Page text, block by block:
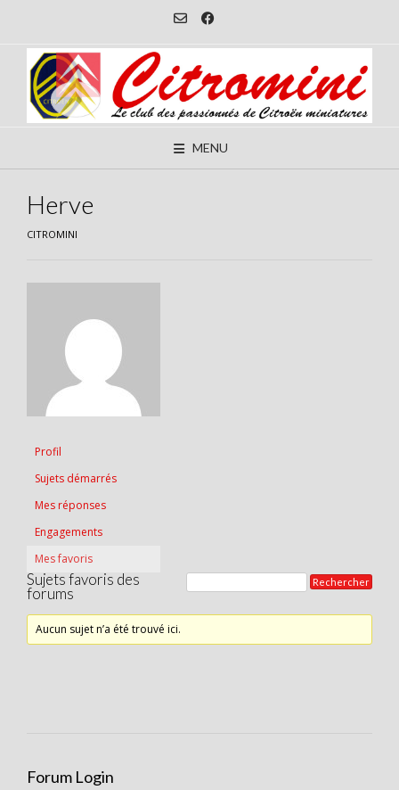
content
MENU
Herve
CITROMINI
Profil
Sujets démarrés
Mes réponses
Engagements
Mes favoris
Sujets favoris des
forums
Aucun sujet n’a été trouvé ici.
Forum Login